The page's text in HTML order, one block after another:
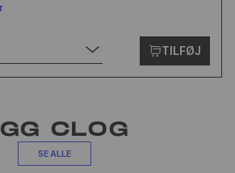
TILFØJ
CLOG
SE ALLE